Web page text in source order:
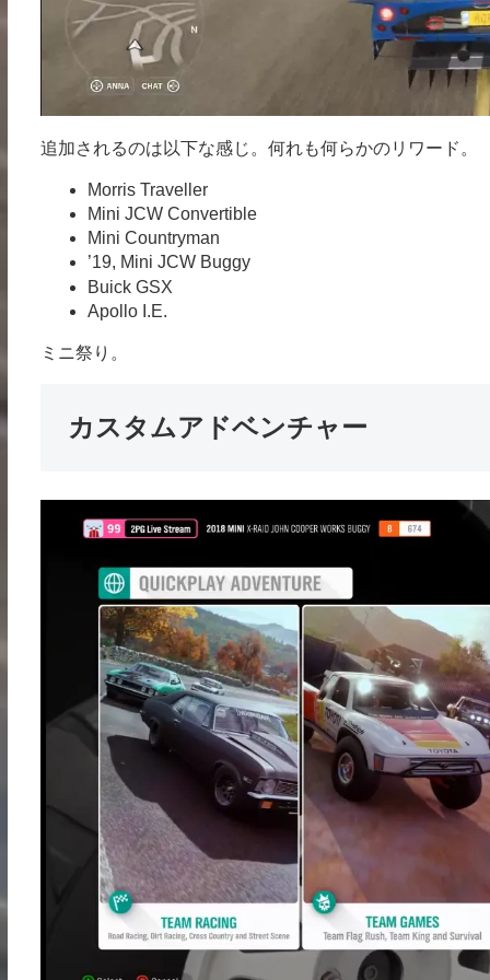
追加されるのは以下な感じ。何れも何らかのリワード。
Morris Traveller
Mini JCW Convertible
Mini Countryman
’19, Mini JCW Buggy
Buick GSX
Apollo I.E.
ミニ祭り。
カスタムアドベンチャー